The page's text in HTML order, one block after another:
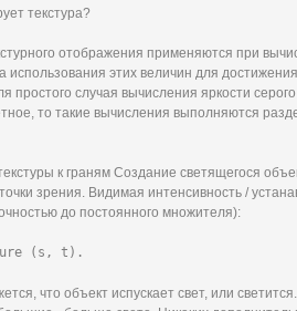
текстура?
отображения применяются при
использования этих величин для
простого случая вычисления яркости
то такие вычисления выполняются
к граням Создание светящегося
зрения. Видимая интенсивность /
до постоянного множителя):
(s, t).
что объект испускает свет, или